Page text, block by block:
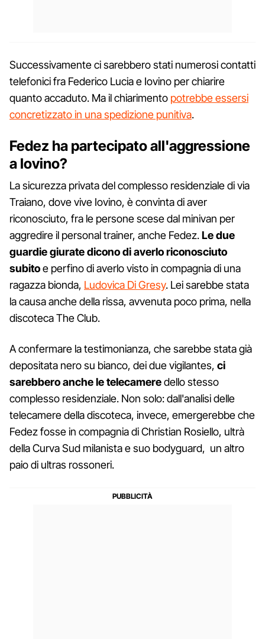
Successivamente ci sarebbero stati numerosi contatti
telefonici fra Federico Lucia e Iovino per chiarire
quanto accaduto. Ma il chiarimento potrebbe essersi
concretizzato in una spedizione punitiva.
Fedez ha partecipato all'aggressione
a Iovino?
La sicurezza privata del complesso residenziale di via
Traiano, dove vive Iovino, è convinta di aver
riconosciuto, fra le persone scese dal minivan per
aggredire il personal trainer, anche Fedez.Le due
guardie giurate dicono di averlo riconosciuto
subitoe perfino di averlo visto in compagnia di una
ragazza bionda, Ludovica Di Gresy. Lei sarebbe stata
la causa anche della rissa, avvenuta poco prima, nella
discoteca The Club.
A confermare la testimonianza, che sarebbe stata già
depositata nero su bianco, dei due vigilantes, ci
sarebbero anche le telecameredello stesso
complesso residenziale. Non solo: dall'analisi delle
telecamere della discoteca, invece, emergerebbe che
Fedez fosse in compagnia di Christian Rosiello, ultrà
della Curva Sud milanista e suo bodyguard, un altro
paio di ultras rossoneri.